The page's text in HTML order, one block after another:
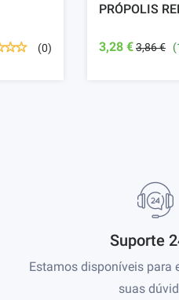
(0)
PRÓPOLIS
3,28 €3,86 €
Suporte
Estamos disponíveis para
suas